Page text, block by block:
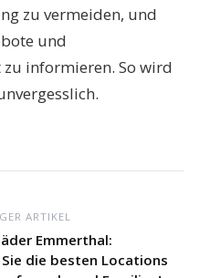
zu vermeiden, und
und
informieren. So wird
ARTIKEL
Emmerthal:
die besten Locations